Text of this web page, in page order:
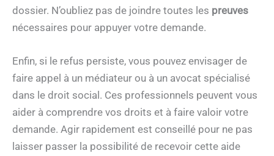
dossier. N’oubliez pas de joindre toutes les preuves
nécessaires pour appuyer votre demande.
Enfin, si le refus persiste, vous pouvez envisager de
faire appel à un médiateur ou à un avocat spécialisé
dans le droit social. Ces professionnels peuvent vous
aider à comprendre vos droits et à faire valoir votre
demande. Agir rapidement est conseillé pour ne pas
laisser passer la possibilité de recevoir cette aide